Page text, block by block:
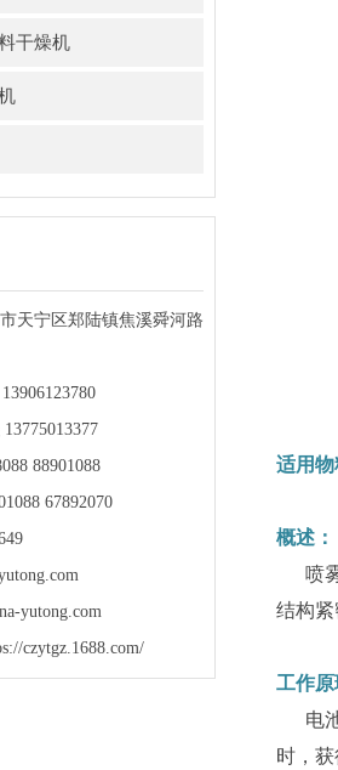
干燥机
天宁区郑陆镇焦溪舜河路
88901088
67892070
yutong.com
czytgz.1688.com/
适用物
概述：
喷雾
结构
工作原
电池
时，